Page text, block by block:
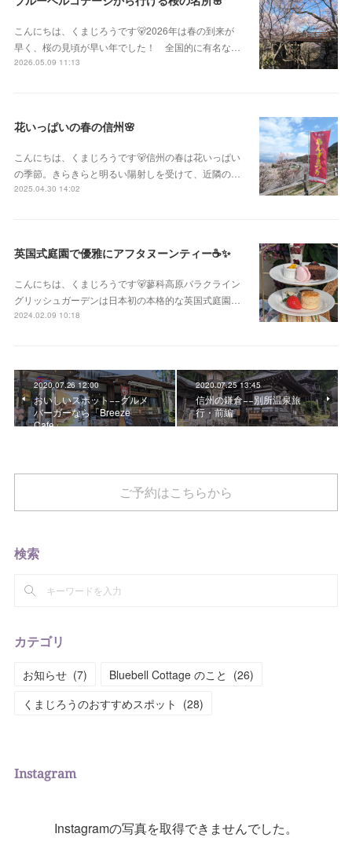
こんにちは、くまじろうです🐻2026年は春の到来が
早く、桜の見頃が早い年でした！ 全国的に有名な…
2026.05.09 11:13
花いっぱいの春の信州🌸
こんにちは、くまじろうです🐻信州の春は花いっぱい
の季節。きらきらと明るい陽射しを受けて、近隣の…
2025.04.30 14:02
英国式庭園で優雅にアフタヌーンティー☕✨
こんにちは、くまじろうです🐻蓼科高原バラクライン
グリッシュガーデンは日本初の本格的な英国式庭園…
2024.02.09 10:18
2020.07.26 12:00
おいしいスポット−−グルメ
バーガーなら「Breeze
Cafe」
2020.07.25 13:45
信州の鎌倉−−別所温泉旅
行・前編
ご予約はこちらから
検索
カテゴリ
お知らせ (7) Bluebell Cottage のこと (26)
くまじろうのおすすめスポット (28)
Instagram
Instagramの写真を取得できませんでした。